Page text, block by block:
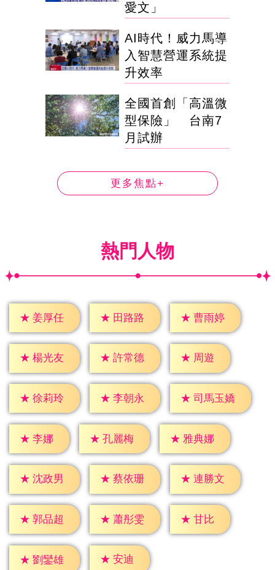
愛文」
AI時代！威力馬導
入智慧營運系統提
升效率
全國首創「高溫微
型保險」 台南7
月試辦
更多焦點+
熱門人物
★ 姜厚任 ★ 田路路 ★ 曹雨婷
★ 楊光友 ★ 許常德 ★ 周遊
★ 徐莉玲 ★ 李朝永 ★ 司馬玉嬌
★ 李娜 ★ 孔麗梅 ★ 雅典娜
★ 沈政男 ★ 蔡依珊 ★ 連勝文
★ 郭品超 ★ 蕭彤雯 ★ 甘比
★ 劉鑾雄 ★ 安迪